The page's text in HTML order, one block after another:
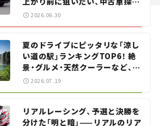
をお手伝い――ちょっとイケてるマ
2026.06.30
夏のドライブにピッタリな「涼し
い道の駅」ランキングTOP6！ 絶
景・グルメ・天然クーラーなど、避
暑におすすめのスポットを紹介
2026.07.19
リアルレーシング、予選と決勝を
分けた「明と暗」——リアルのリア